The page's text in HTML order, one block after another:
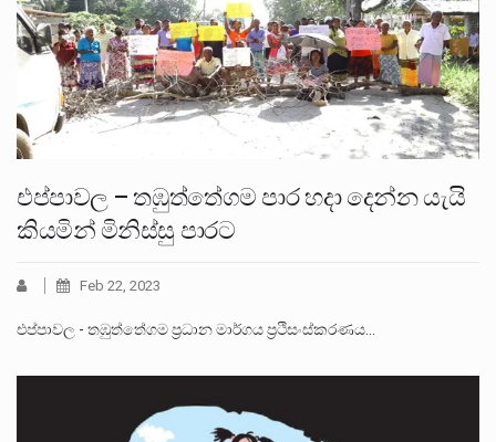
එප්පාවල – තඹුත්තේගම පාර හදා දෙන්න යැයි
කියමින් මිනිස්සු පාරට
Feb 22, 2023
එප්පාවල - තඹුත්තේගම ප්‍රධාන මාර්ගය ප්‍රථිසංස්කරණය…